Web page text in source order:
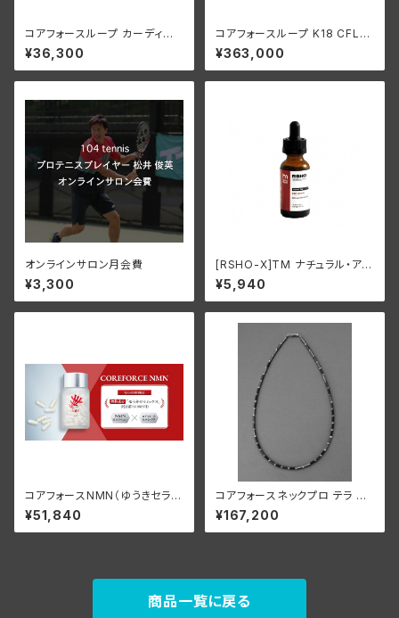
コアフォースループ カーディナ
ルレッド SUS CFL50【正規品】
¥36,300
コアフォースループ K18 CFL5
0【正規品】
¥363,000
オンラインサロン月会費
¥3,300
[RSHO-X]TM ナチュラル・アイ
ソレートティンクチャ 30ml/50
0mg CBD
¥5,940
コアフォースNMN（ゆうきセラミ
ックス配合）【正規品】
¥51,840
コアフォースネックプロ テラ CF
N44【正規品】
¥167,200
商品一覧に戻る